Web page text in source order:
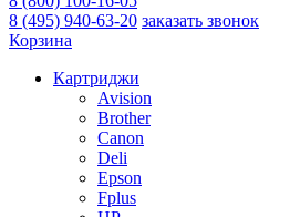
8 (495) 940-63-20 заказать звонок
Корзина
Картриджи
Avision
Brother
Canon
Deli
Epson
Fplus